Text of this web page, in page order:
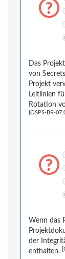
Das
von
Projekt
Leitlinien
Rotation
[OSPS-BR-
Wenn das
der
enthalten.